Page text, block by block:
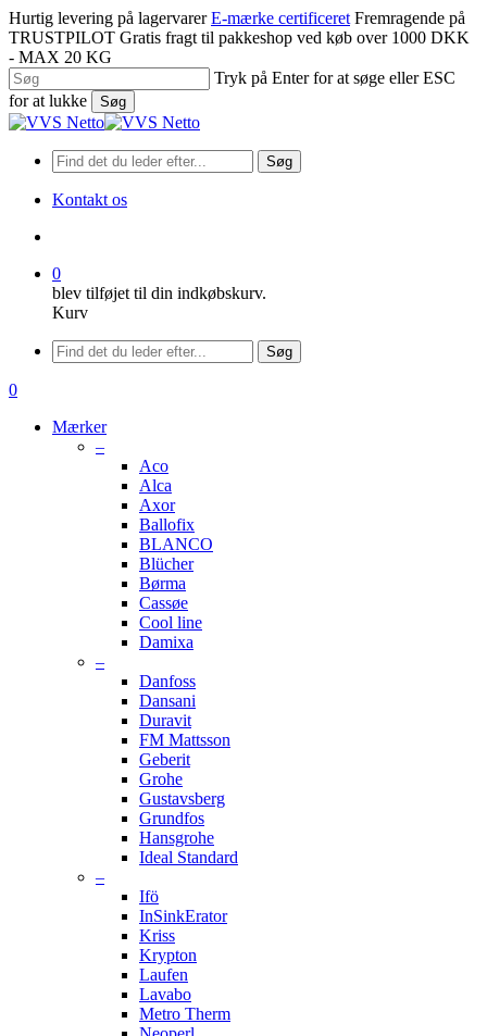
Spring
til
hovedindhold
Hurtig levering på lagervarer E-mærke certificeret Fremragende på
TRUSTPILOT Gratis fragt til pakkeshop ved køb over 1000 DKK
- MAX 20 KG
Tryk på Enter for at søge eller ESC
for at lukke
Søg
Luk
Søg
Kontakt os
0
blev tilføjet til din indkøbskurv.
Kurv
Menu
Søg
søge
0
Mærker
–
Aco
Alca
Axor
Ballofix
BLANCO
Blücher
Børma
Cassøe
Cool line
Damixa
–
Danfoss
Dansani
Duravit
FM Mattsson
Geberit
Grohe
Gustavsberg
Grundfos
Hansgrohe
Ideal Standard
–
Ifö
InSinkErator
Kriss
Krypton
Laufen
Lavabo
Metro Therm